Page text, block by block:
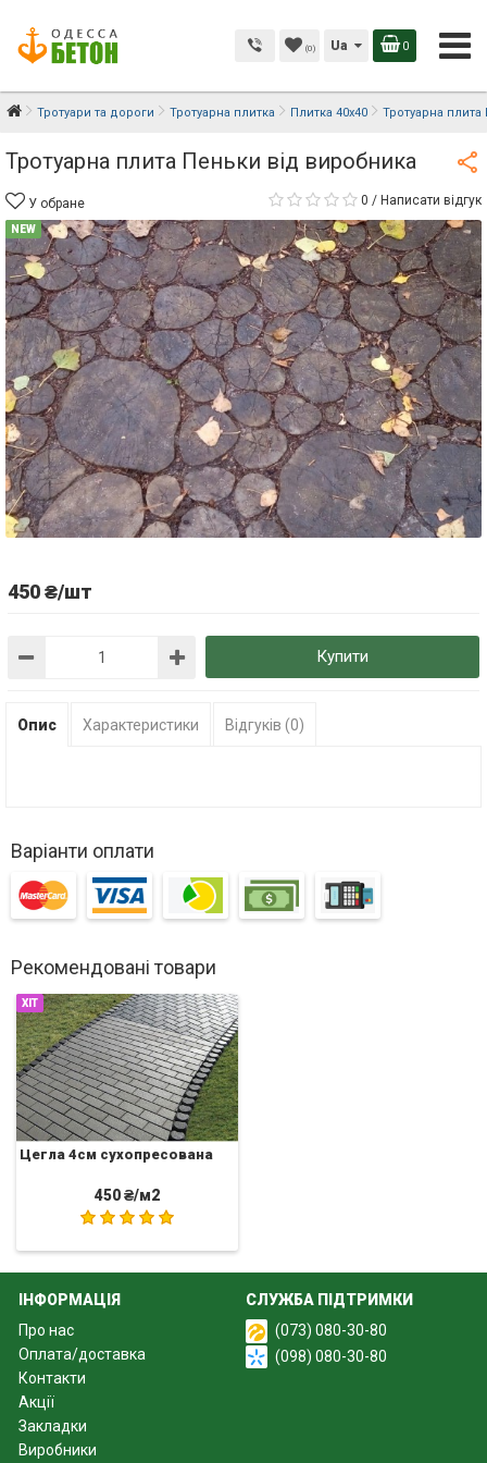
(0) Ua 0
Тротуари та дороги Тротуарна плитка Плитка 40х40 Тротуарна
Тротуарна плита Пеньки від виробника
У обране 0 / Написати відгук
NEW
450 ₴/шт
Купити
Опис Характеристики Відгуків (0)
Варіанти оплати
Рекомендовані товари
ХІТ
Цегла 4см сухопресована
450 ₴/м2
ІНФОРМАЦІЯ
Про нас
Оплата/доставка
Контакти
Акції
Закладки
Виробники
СЛУЖБА ПІДТРИМКИ
(073) 080-30-80
(098) 080-30-80